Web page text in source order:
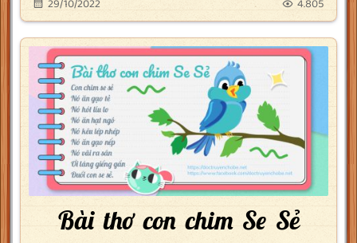
29/10/2022 4.805
Bài thơ con chim Se Sẻ